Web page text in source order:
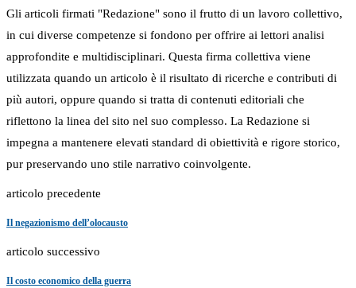
Gli articoli firmati "Redazione" sono il frutto di un lavoro collettivo,
in cui diverse competenze si fondono per offrire ai lettori analisi
approfondite e multidisciplinari. Questa firma collettiva viene
utilizzata quando un articolo è il risultato di ricerche e contributi di
più autori, oppure quando si tratta di contenuti editoriali che
riflettono la linea del sito nel suo complesso. La Redazione si
impegna a mantenere elevati standard di obiettività e rigore storico,
pur preservando uno stile narrativo coinvolgente.
articolo precedente
Il negazionismo dell’olocausto
articolo successivo
Il costo economico della guerra